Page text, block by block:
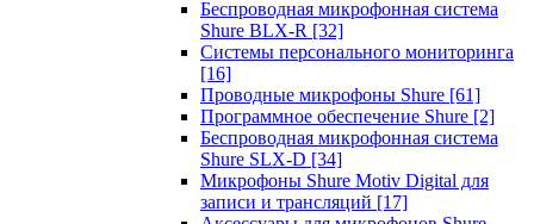
Беспроводная микрофонная система
Shure BLX-R [32]
Системы персонального мониторинга
[16]
Проводные микрофоны Shure [61]
Программное обеспечение Shure [2]
Беспроводная микрофонная система
Shure SLX-D [34]
Микрофоны Shure Motiv Digital для
записи и трансляций [17]